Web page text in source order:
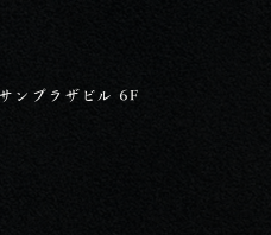
ンプラザビル 6F